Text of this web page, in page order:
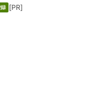
[PR]